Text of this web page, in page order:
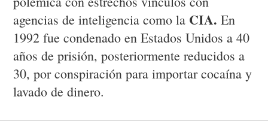
agencias de inteligencia como la CIA. En
1992 fue condenado en Estados Unidos a 40
años de prisión, posteriormente reducidos a
30, por conspiración para importar cocaína y
lavado de dinero.